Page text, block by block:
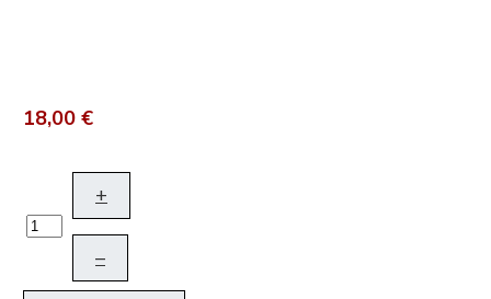
18,00 €
+
–